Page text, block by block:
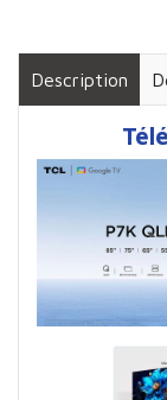
Description